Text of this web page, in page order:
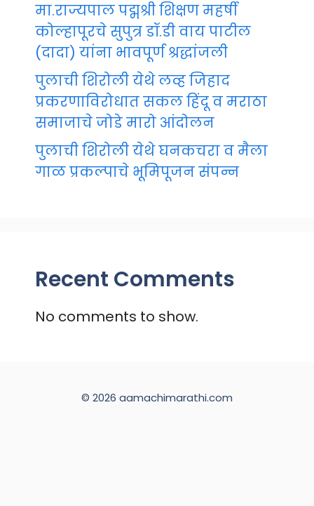
मा.राज्यपाल पद्मश्री शिक्षण महर्षी
कोल्हापूरचे सुपुत्र डॉ.डी वाय पाटील
(दादा) यांना भावपूर्ण श्रद्धांजली
पुलाची शिरोली येथे लव्ह जिहाद
प्रकरणाविरोधात सकल हिंदू व मराठा
समाजाचे जोडे मारो आंदोलन
पुलाची शिरोली येथे घनकचरा व मैला
गाळ प्रकल्पाचे भूमिपूजन संपन्न
Recent Comments
No comments to show.
© 2026 aamachimarathi.com